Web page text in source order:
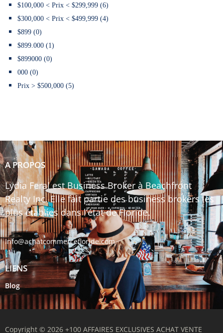
$100,000 < Prix < $299,999 (6)
$300,000 < Prix < $499,999 (4)
$899 (0)
$899.000 (1)
$899000 (0)
000 (0)
Prix > $500,000 (5)
A PROPOS
Lydia Feral est Business Broker à Beachfront
Realty Inc. Elle fait partie des business brokers les
plus établies dans l’état de Floride.
Info@achatcommercefloride.com
LIENS
Blog
Copyright © 2026 +100 AFFAIRES EXCLUSIVES ACHAT VENTE